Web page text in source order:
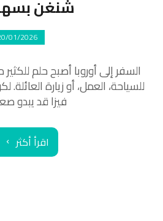
شنغن
01/2026
السفر إلى أوروبا أصبح حلم
للسياحة، العمل، أو زيارة
فيزا قد يبدو
اقرأ أكثر